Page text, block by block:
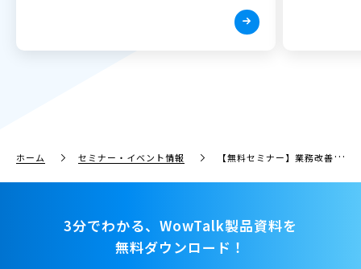
ホーム セミナー・イベント情報 【無料セミナー】業務改善で「生産性」を上げよう！FAQチャットボット「hitobo」とビジネスチャット・社内SNS「WowTalk」で働き方改革を一歩前へ
3分でわかる、WowTalk製品資料を
無料ダウンロード！